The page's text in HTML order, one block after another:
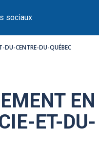
sociaux
DU-CENTRE-DU-QUÉBEC
EN
ET-DU-